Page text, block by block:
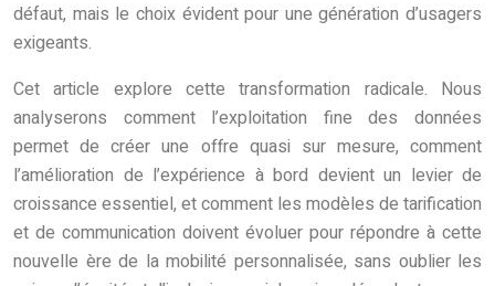
défaut, mais le choix évident pour une génération d’usagers
exigeants.
Cet article explore cette transformation radicale. Nous
analyserons comment l’exploitation fine des données
permet de créer une offre quasi sur mesure, comment
l’amélioration de l’expérience à bord devient un levier de
croissance essentiel, et comment les modèles de tarification
et de communication doivent évoluer pour répondre à cette
nouvelle ère de la mobilité personnalisée, sans oublier les